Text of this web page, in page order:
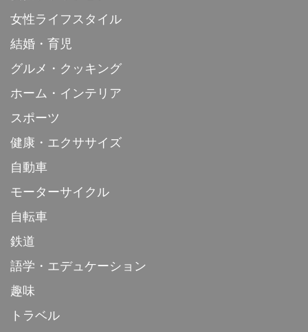
女性ライフスタイル
結婚・育児
グルメ・クッキング
ホーム・インテリア
スポーツ
健康・エクササイズ
自動車
モーターサイクル
自転車
鉄道
語学・エデュケーション
趣味
トラベル